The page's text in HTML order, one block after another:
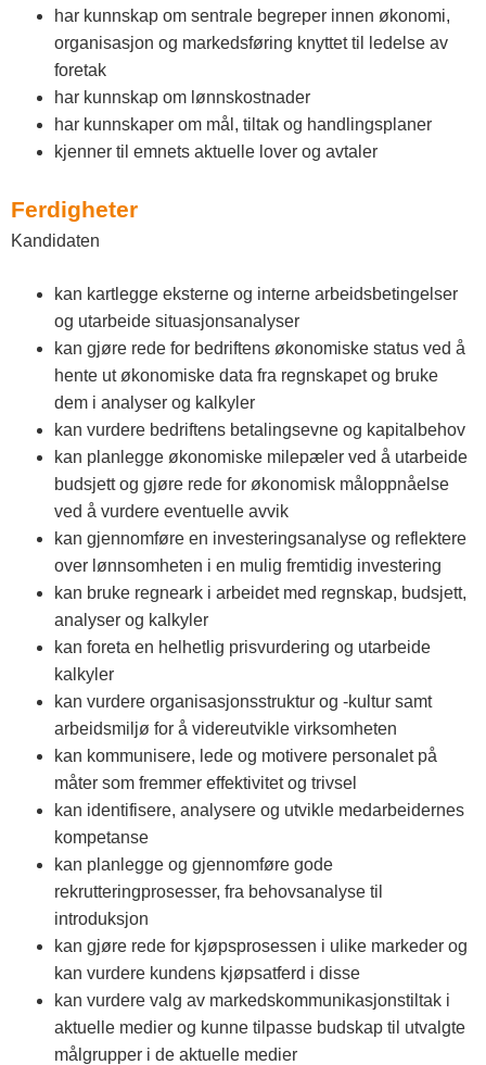
n
l
a
d
e
t
har kunnskap om sentrale begreper innen økonomi,
organisasjon og markedsføring knyttet til ledelse av
foretak
har kunnskap om lønnskostnader
har kunnskaper om mål, tiltak og handlingsplaner
kjenner til emnets aktuelle lover og avtaler
Ferdigheter
Kandidaten
kan kartlegge eksterne og interne arbeidsbetingelser
og utarbeide situasjonsanalyser
kan gjøre rede for bedriftens økonomiske status ved å
hente ut økonomiske data fra regnskapet og bruke
dem i analyser og kalkyler
kan vurdere bedriftens betalingsevne og kapitalbehov
kan planlegge økonomiske milepæler ved å utarbeide
budsjett og gjøre rede for økonomisk måloppnåelse
ved å vurdere eventuelle avvik
kan gjennomføre en investeringsanalyse og reflektere
over lønnsomheten i en mulig fremtidig investering
kan bruke regneark i arbeidet med regnskap, budsjett,
analyser og kalkyler
kan foreta en helhetlig prisvurdering og utarbeide
kalkyler
kan vurdere organisasjonsstruktur og -kultur samt
arbeidsmiljø for å videreutvikle virksomheten
kan kommunisere, lede og motivere personalet på
måter som fremmer effektivitet og trivsel
kan identifisere, analysere og utvikle medarbeidernes
kompetanse
kan planlegge og gjennomføre gode
rekrutteringprosesser, fra behovsanalyse til
introduksjon
kan gjøre rede for kjøpsprosessen i ulike markeder og
kan vurdere kundens kjøpsatferd i disse
kan vurdere valg av markedskommunikasjonstiltak i
aktuelle medier og kunne tilpasse budskap til utvalgte
målgrupper i de aktuelle medier